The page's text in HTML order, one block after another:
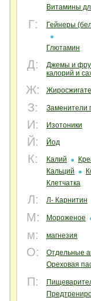
Витамины
Г: Гейнеры
Глютамин
Д:
Джемы и
калорий и
Ж:
З: Заменители
И: Изотоники
Й: Йод
К: Калий
Кальций
Клетчатка
Л: Л- Карнитин
М: Мороженое
м: магнезия
О:
Отдельные
Ореховая
П: